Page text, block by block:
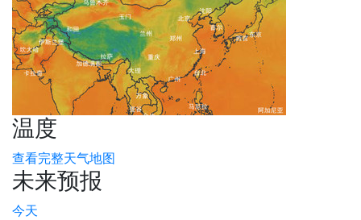
温度
查看完整天气地图
未来预报
今天